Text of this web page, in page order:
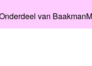
van